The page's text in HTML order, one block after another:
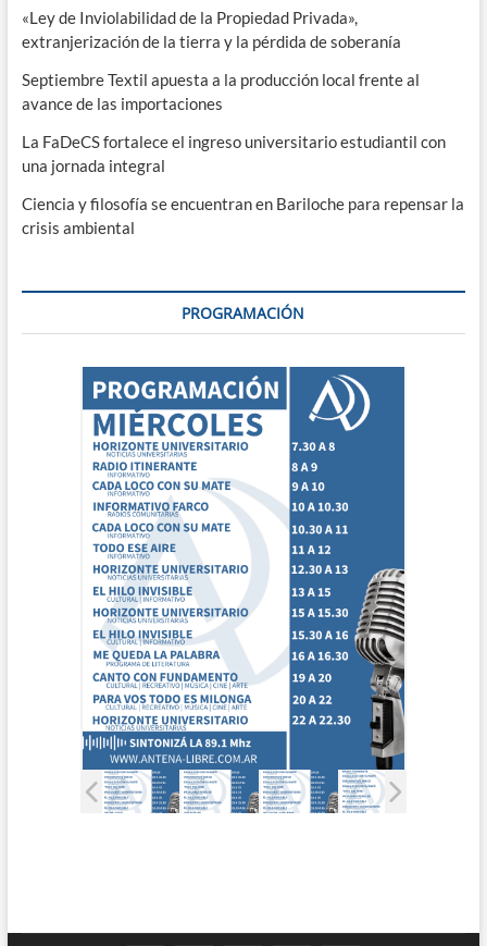
«Ley de Inviolabilidad de la Propiedad Privada»,
extranjerización de la tierra y la pérdida de soberanía
Septiembre Textil apuesta a la producción local frente al
avance de las importaciones
La FaDeCS fortalece el ingreso universitario estudiantil con
una jornada integral
Ciencia y filosofía se encuentran en Bariloche para repensar la
crisis ambiental
PROGRAMACIÓN